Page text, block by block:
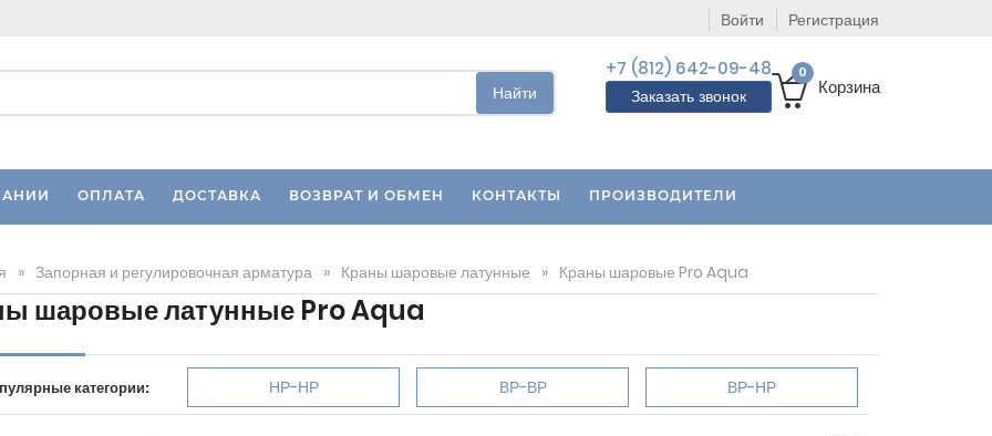
Войти Регистрация
Найти
+7 (812) 642-09-48
Заказать звонок
0
Корзина
ОПЛАТА ДОСТАВКА ВОЗВРАТ И ОБМЕН КОНТАКТЫ ПРОИЗВОДИТЕЛИ
» Запорная и регулировочная арматура » Краны шаровые латунные » Краны шаровые Pro Aqua
шаровые латунные Pro Aqua
категории: НР-НР ВР-ВР ВР-НР